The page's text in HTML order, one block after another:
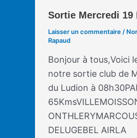
Sortie Mercredi 19
Laisser un commentaire/
Rapaud
Bonjour à tous,Voici
notre sortie club de
du Ludion à
DELUGEBEL AIRLA